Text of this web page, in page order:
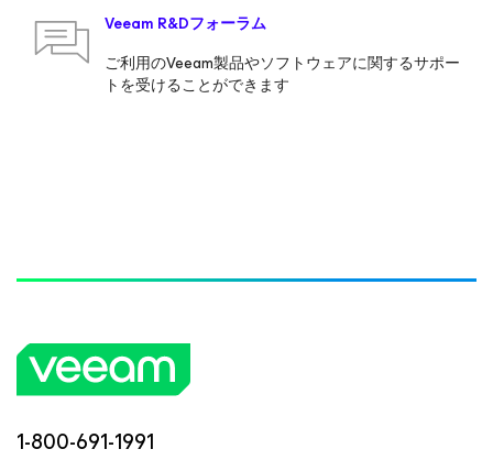
Veeam R&Dフォーラム
ご利用のVeeam製品やソフトウェアに関するサポー
トを受けることができます
1-800-691-1991